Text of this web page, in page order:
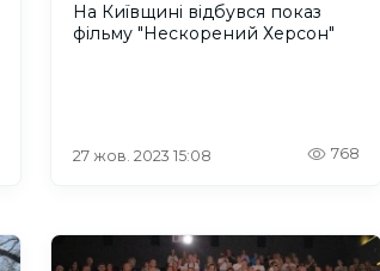
На Київщині відбувся показ
фільму "Нескорений Херсон"
27 жов. 2023 15:08 768